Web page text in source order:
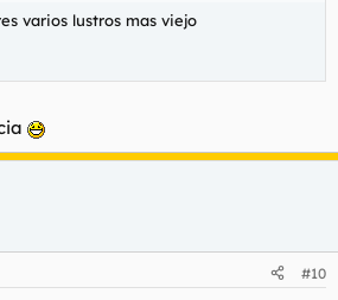
varios lustros mas viejo
#10